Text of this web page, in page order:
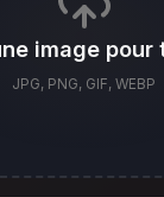
image pour
JPG, PNG, GIF, WEBP